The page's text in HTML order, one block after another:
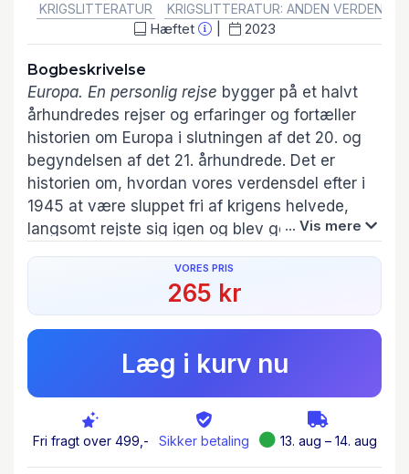
KRIGSLITTERATUR
KRIGSLITTERATUR: ANDEN
Hæftet 2023
Bogbeskrivelse
Europa. En personlig rejse bygger på et halvt
århundredes rejser og erfaringer og fortæller
historien om Europa i slutningen af det 20. og
begyndelsen af det 21. århundrede. Det er
historien om, hvordan vores verdensdel efter i
1945 at være sluppet fri af krigens helvede,
langsomt rejste sig igen og blev genopbygget,
befriet og forenet og nærmede sig idealet om at
blive ”helt, frit og fredeligt”. Og derefter
Bogen er fyldt med mennesker, samtaler og
anekdoter, der fremstilles med menneskelighed,
indsigt og engagement. Det er også en meget
personlig beretning: Timothy Garton Ash har
brugt en menneskealder på at studere og
... Vis mere
VORES PRIS
265 kr
Læg i kurv nu
Fri fragt over 499,- Sikker betaling 13. aug – 14. aug